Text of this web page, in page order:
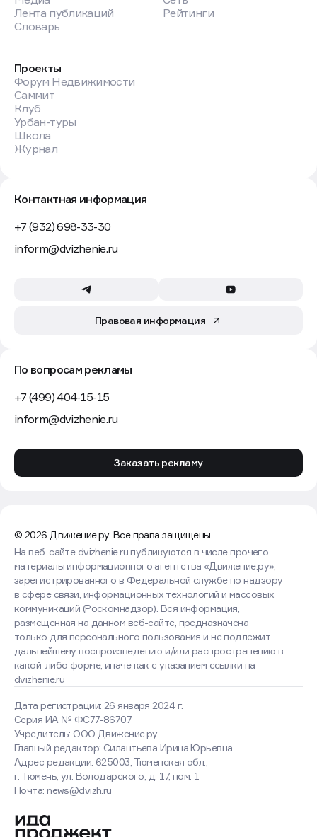
Лента публикаций
Словарь
Рейтинги
Проекты
Форум Недвижимости
Саммит
Клуб
Урбан-туры
Школа
Журнал
Контактная информация
+7 (932) 698-33-30
inform@dvizhenie.ru
Правовая информация
По вопросам рекламы
+7 (499) 404-15-15
inform@dvizhenie.ru
Заказать рекламу
© 2026 Движение.ру. Все права защищены.
Дата регистрации: 26 января 2024 г.
Серия ИА № ФС77-86707
Учредитель: ООО Движение.ру
Главный редактор: Силантьева Ирина Юрьевна
Адрес редакции: 625003, Тюменская обл.,
г. Тюмень, ул. Володарского, д. 17, пом. 1
Почта: news@dvizh.ru
На веб-сайте dvizhenie.ru публикуются в числе прочего
материалы информационного агентства «Движение.ру»,
зарегистрированного в Федеральной службе по надзору
в сфере связи, информационных технологий и массовых
коммуникаций (Роскомнадзор). Вся информация,
размещенная на данном веб-сайте, предназначена
только для персонального пользования и не подлежит
дальнейшему воспроизведению и/или распространению в
какой-либо форме, иначе как с указанием ссылки на
dvizhenie.ru
Оставаясь на сайте, вы
соглашаетесь с использованием